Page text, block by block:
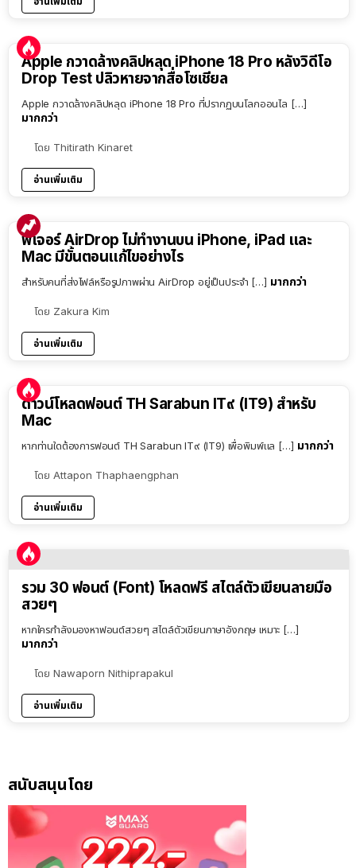
Apple กวาดล้างคลิปหลุด iPhone 18 Pro หลังวิดีโอ
Drop Test ปลิวหายจากสื่อโซเชียล
Apple กวาดล้างคลิปหลุด iPhone 18 Pro ที่ปรากฏบนโลกออนไล […]
มากกว่า
โดย Thitirath Kinaret
อ่านเพิ่มเติม
ฟีเจอร์ AirDrop ไม่ทำงานบน iPhone, iPad และ
Mac มีขั้นตอนแก้ไขอย่างไร
สำหรับคนที่ส่งไฟล์หรือรูปภาพผ่าน AirDrop อยู่เป็นประจำ […] มากกว่า
โดย Zakura Kim
อ่านเพิ่มเติม
ดาวน์โหลดฟอนต์ TH Sarabun IT๙ (IT9) สำหรับ
Mac
หากท่านใดต้องการฟอนต์ TH Sarabun IT๙ (IT9) เพื่อพิมพ์แล […] มากกว่า
โดย Attapon Thaphaengphan
อ่านเพิ่มเติม
รวม 30 ฟอนต์ (Font) โหลดฟรี สไตล์ตัวเขียนลายมือ
สวยๆ
หากใครกำลังมองหาฟอนต์สวยๆ สไตล์ตัวเขียนภาษาอังกฤษ เหมาะ […]
มากกว่า
โดย Nawaporn Nithiprapakul
อ่านเพิ่มเติม
สนับสนุนโดย